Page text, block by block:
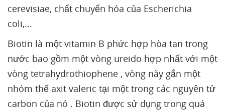
cerevisiae, chất chuyển hóa của Escherichia
coli,...
Biotin là một vitamin B phức hợp hòa tan trong
nước bao gồm một vòng ureido hợp nhất với một
vòng tetrahydrothiophene , vòng này gắn một
nhóm thế axit valeric tại một trong các nguyên tử
carbon của nó . Biotin được sử dụng trong quá